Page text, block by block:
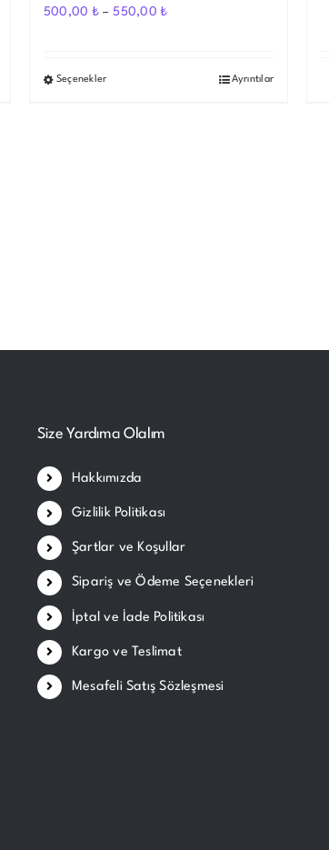
500,00₺–550,00₺
Seçenekler Ayrıntılar
Size Yardımcı Olalım
Hakkımızda
Gizlilik Politikası
Şartlar ve Koşullar
Sipariş ve Ödeme Seçenekleri
İptal ve İade Politikası
Kargo ve Teslimat
Mesafeli Satış Sözleşmesi